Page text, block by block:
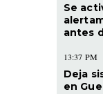
Se
antes
13:37 PM
Deja
en